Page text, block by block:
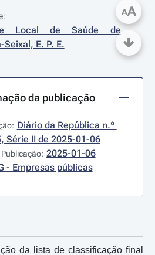
Local de Saúde de
Seixal, E. P. E.
da publicação
Diário da República n.º
Série II de 2025-01-06
Publicação: 2025-01-06
- Empresas públicas
da lista de classificação final
AA